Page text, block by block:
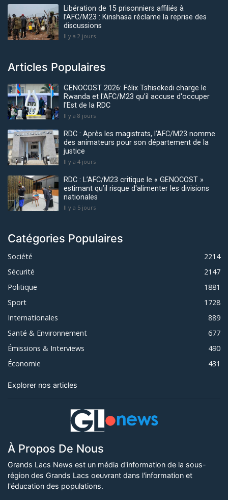
Libération de 15 prisonniers affiliés à
l’AFC/M23 : Kinshasa réclame la reprise des
discussions
Il y a 2 jours
Articles Populaires
GENOCOST 2026: Félix Tshisekedi charge le
Rwanda et l'AFC/M23 qu'il accuse d'occuper
l'Est de la RDC
Il y a 8 jours
RDC : Après les magistrats, l’AFC/M23 nomme
des animateurs pour son département de la
justice
Il y a 4 jours
RDC : L’AFC/M23 critique le « GENOCOST »
estimant qu’il risque d'alimenter les divisions
nationales
Il y a 5 jours
Catégories Populaires
Société
2214
Sécurité
2147
Politique
1881
Sport
1728
Internationales
889
Santé & Environnement
677
Émissions & Interviews
490
Économie
431
Explorer nos articles
À Propos De Nous
Grands Lacs News est un média d'information de la sous-
région des Grands Lacs oeuvrant dans l'information et
l'éducation des populations.